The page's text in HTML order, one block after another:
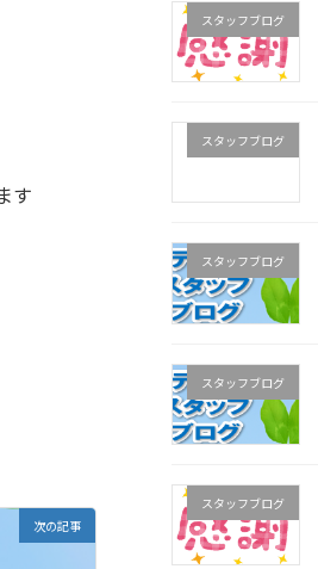
す
次の記事
スタッフブログ
スタッフブログ
スタッフブログ
スタッフブログ
スタッフブログ